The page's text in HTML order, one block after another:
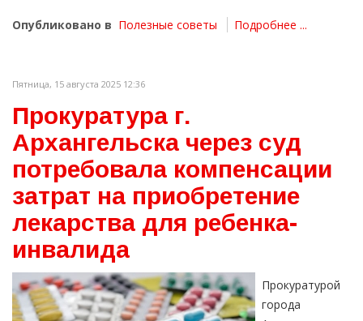
Опубликовано в Полезные советы Подробнее ...
Пятница, 15 августа 2025 12:36
Прокуратура г.
Архангельска через суд
потребовала компенсации
затрат на приобретение
лекарства для ребенка-
инвалида
Прокуратурой
города